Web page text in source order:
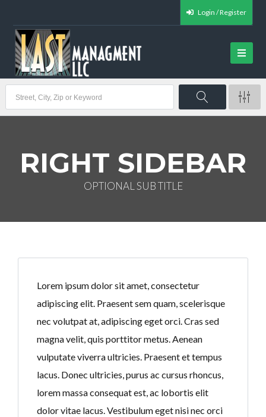
Log in
Username
Login / Register
RIGHT SIDEBAR
OPTIONAL SUB TITLE
Lorem ipsum dolor sit amet, consectetur
adipiscing elit. Praesent sem quam, scelerisque
nec volutpat at, adipiscing eget orci. Cras sed
magna velit, quis porttitor metus. Aenean
vulputate viverra ultricies. Praesent et tempus
lacus. Donec ultricies, purus ac cursus rhoncus,
lorem massa consequat est, ac lobortis elit
dolor vitae lacus. Vestibulum eget nisi nec orci
Log in
Username